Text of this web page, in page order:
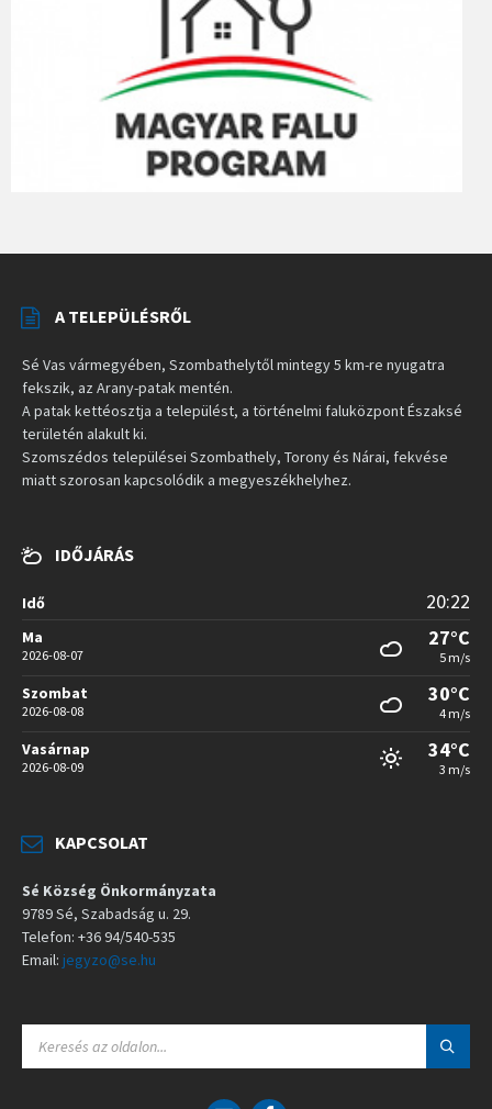
A TELEPÜLÉSRŐL
Sé Vas vármegyében, Szombathelytől mintegy 5 km-re nyugatra
fekszik, az Arany-patak mentén.
A patak kettéosztja a települést, a történelmi faluközpont Északsé
területén alakult ki.
Szomszédos települései Szombathely, Torony és Nárai, fekvése
miatt szorosan kapcsolódik a megyeszékhelyhez.
IDŐJÁRÁS
Idő 20:22
Ma
2026-08-07
27°C
5 m/s
Szombat
2026-08-08
30°C
4 m/s
Vasárnap
2026-08-09
34°C
3 m/s
KAPCSOLAT
Sé Község Önkormányzata
9789 Sé, Szabadság u. 29.
Telefon: +36 94/540-535
Email: jegyzo@se.hu
A